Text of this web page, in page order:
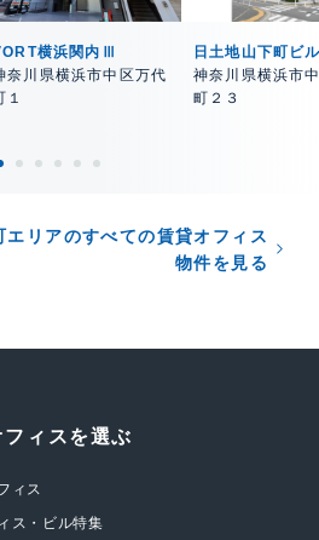
横浜関内Ⅲ
奈川県横浜市中区万代
１
日土地山下町ビ
神奈川県横浜市
町２３
エリアのすべての賃貸オフィス
物件を見る
ィスを選ぶ
ィス
ス・ビル特集